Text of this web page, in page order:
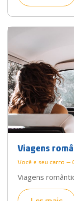
Viagens
Você e seu carro —
Viagens